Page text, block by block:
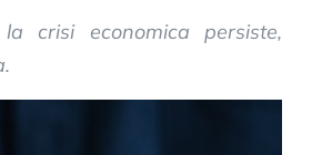
crisi economica persiste,